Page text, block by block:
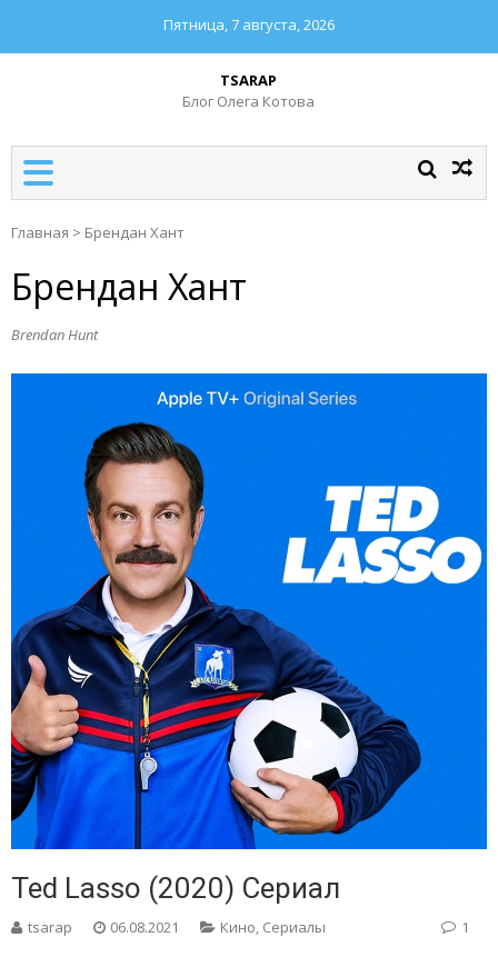
Пятница, 7 августа, 2026
TSARAP
Блог Олега Котова
Главная > Брендан Хант
Брендан Хант
Brendan Hunt
Ted Lasso (2020) Сериал
tsarap 06.08.2021 Кино, Сериалы 1